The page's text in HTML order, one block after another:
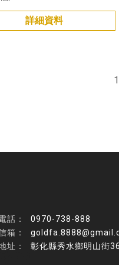
詳細資料
1
0970-738-888
彰化縣秀水鄉明山街